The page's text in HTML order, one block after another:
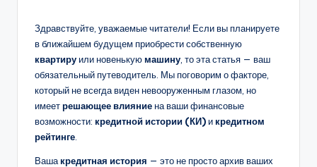
ж
м
Здравствуйте, уважаемые читатели! Если вы планируете
в ближайшем будущем приобрести собственную
квартируили новенькуюмашину , то эта статья — ваш
обязательный путеводитель. Мы поговорим о факторе,
который не всегда виден невооруженным глазом, но
имеетрешающее влияниена ваши финансовые
возможности: кредитной истории (КИ)икредитном
рейтинге
Вашакредитная история — это не просто архив ваших